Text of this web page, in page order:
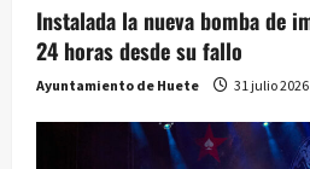
Instalada la nueva bomba de
24 horas desde su fallo
Ayuntamiento de Huete 31 julio 2026